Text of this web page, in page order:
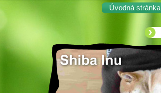
Úvodná stránka